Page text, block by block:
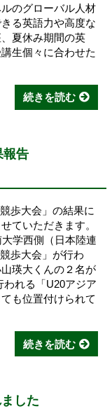
のグローバル人材
る英語力や高度な
夏休み期間の英
生個々に合わせた
続きを読む
報告
歩大会」の結果に
ていただきます。
学西側（日本陸連
歩大会」が行わ
瑛大くんの２名が
れる「U20アジア
も位置付けられて
続きを読む
した